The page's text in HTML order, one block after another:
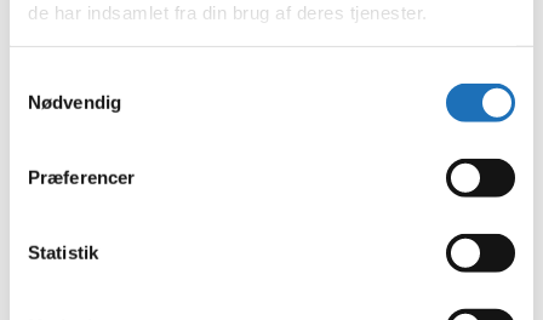
de har indsamlet fra din brug af deres tjenester.
Nødvendig
Præferencer
Statistik
februar 2023
januar 2023
oktober 2022
juli 2022
april 2022
marts 2022